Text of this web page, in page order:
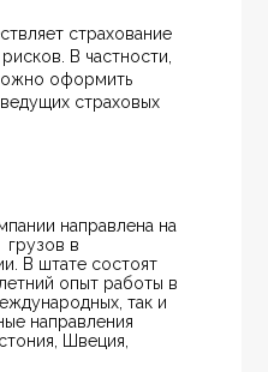
страхование
В частности,
оформить
страховых
направлена на
грузов в
В штате состоят
опыт работы в
так и
направления
Швеция,